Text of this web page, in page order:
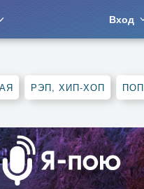
Вход
РЭП, ХИП-ХОП ПОП